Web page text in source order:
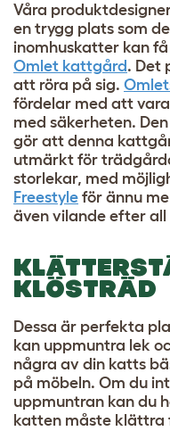
Våra
en trygg plats som
inomhuskatter kan
Omlet kattgård . Det
att röra på sig.
fördelar med att
med säkerheten.
gör att denna
utmärkt för
storlekar, med
Freestyle för ännu
även vilande efter all
KLÖSTRÄD
Dessa är perfekta
kan uppmuntra lek
några av din katts
på möbeln. Om du
uppmuntran kan du
katten måste klättra